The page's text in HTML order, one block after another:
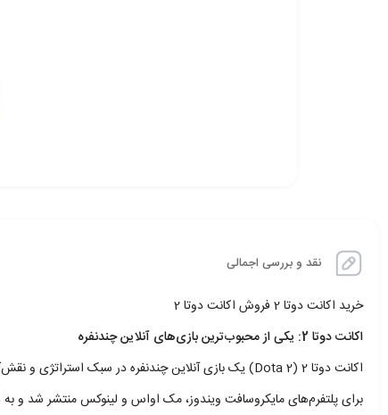
نقد و بررسی اجمالی
خرید اکانت دوتا 2 فروش اکانت دوتا 2
اکانت دوتا 2: یکی از محبوب‌ترین بازی‌های آنلاین چندنفره
برای پلتفرم‌های مایکروسافت ویندوز، مک اواس و لینوکس منتشر شد و